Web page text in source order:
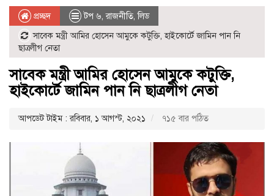
প্রচ্ছদ টপ ৬,রাজনীতি,লিড
সাবেক মন্ত্রী আমির হোসেন আমুকে কটুক্তি, হাইকোর্টে জামিন পান নি
ছাত্রলীগ নেতা
সাবেক মন্ত্রী আমির হোসেন আমুকে কটুক্তি,
হাইকোর্টে জামিন পান নি ছাত্রলীগ নেতা
আপডেট টাইম : রবিবার, ১ আগস্ট, ২০২১ ৭১৫ বার পঠিত